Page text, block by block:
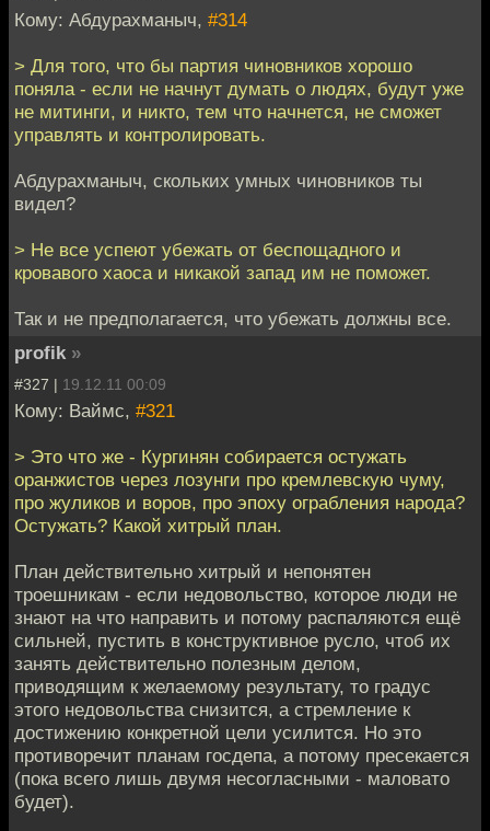
Кому: Абдурахманыч, #314
> Для того, что бы партия чиновников хорошо
поняла - если не начнут думать о людях, будут уже
не митинги, и никто, тем что начнется, не сможет
управлять и контролировать.
Абдурахманыч, скольких умных чиновников ты
видел?
> Не все успеют убежать от беспощадного и
кровавого хаоса и никакой запад им не поможет.
Так и не предполагается, что убежать должны все.
profik »
#327 | 19.12.11 00:09
Кому: Ваймс, #321
> Это что же - Кургинян собирается остужать
оранжистов через лозунги про кремлевскую чуму,
про жуликов и воров, про эпоху ограбления народа?
Остужать? Какой хитрый план.
План действительно хитрый и непонятен
троешникам - если недовольство, которое люди не
знают на что направить и потому распаляются ещё
сильней, пустить в конструктивное русло, чтоб их
занять действительно полезным делом,
приводящим к желаемому результату, то градус
этого недовольства снизится, а стремление к
достижению конкретной цели усилится. Но это
противоречит планам госдепа, а потому пресекается
(пока всего лишь двумя несогласными - маловато
будет).